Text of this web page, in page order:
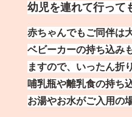
幼児を連れて行って
赤ちゃんでもご同伴は
ベビーカーの持ち込み
ますので、いったん折
哺乳瓶や離乳食の持ち
お湯やお水がご入用の